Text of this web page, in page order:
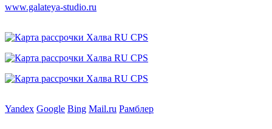
www.galateya-studio.ru
Yandex Google Bing Mail.ru Рамблер